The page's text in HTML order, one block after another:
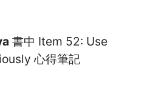
書中 Item 52: Use
心得筆記